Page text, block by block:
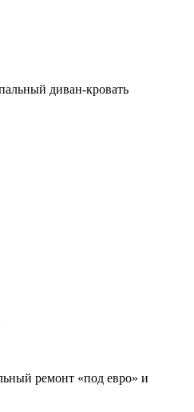
диван-кровать
ремонт «под евро» и